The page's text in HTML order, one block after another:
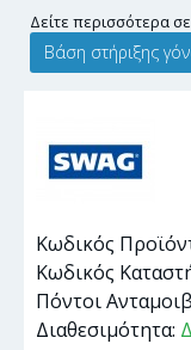
Δείτε περισσότερα
Βάση στήριξης
Κωδικός
Κωδικός
Πόντοι
Διαθεσιμότητα: